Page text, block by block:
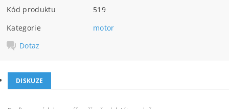
Kód produktu
519
Kategorie
motor
Dotaz
DISKUZE